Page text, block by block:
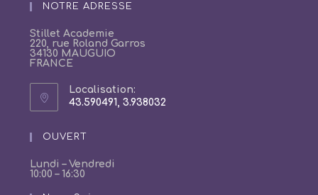
NOTRE ADRESSE
Stillet Academie
220, rue Roland Garros
34130 MAUGUIO
FRANCE
Localisation:
43.590491, 3.938032
un
nouvel
OUVERT
Lundi – Vendredi
10:00 – 16:30